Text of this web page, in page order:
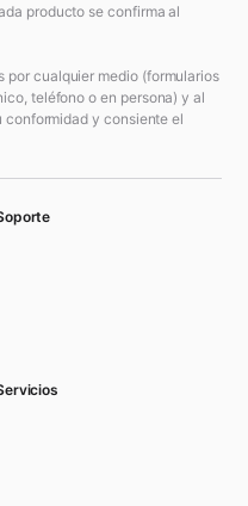
producto se confirma al
por cualquier medio (formularios
teléfono o en persona) y al
conformidad y consiente el